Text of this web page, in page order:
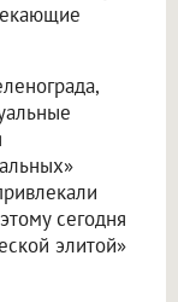
сегодня
элитой»